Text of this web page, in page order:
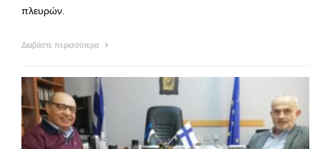
πλευρών.
Διαβάστε περισσότερα